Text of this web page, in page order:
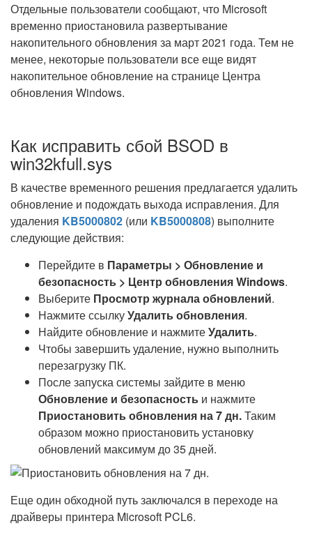
Отдельные пользователи сообщают, что Microsoft
временно приостановила развертывание
накопительного обновления за март 2021 года. Тем не
менее, некоторые пользователи все еще видят
накопительное обновление на странице Центра
обновления Windows.
Как исправить сбой BSOD в
win32kfull.sys
В качестве временного решения предлагается удалить
обновление и подождать выхода исправления. Для
удаления KB5000802 (или KB5000808) выполните
следующие действия:
Перейдите в Параметры > Обновление и
безопасность > Центр обновления Windows.
Выберите Просмотр журнала обновлений.
Нажмите ссылкуУдалить обновления.
Найдите обновление и нажмитеУдалить.
Чтобы завершить удаление, нужно выполнить
перезагрузку ПК.
После запуска системы зайдите в меню
Обновление и безопасность и нажмите
Приостановить обновления на 7 дн.Таким
образом можно приостановить установку
обновлений максимум до 35 дней.
Еще один обходной путь заключался в переходе на
драйверы принтера Microsoft PCL6.